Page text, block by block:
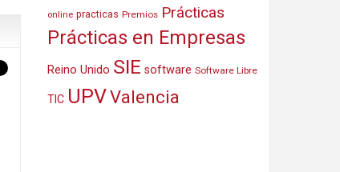
online practicas Premios Prácticas
Prácticas en Empresas
Reino Unido SIE software Software Libre
TIC UPVValencia